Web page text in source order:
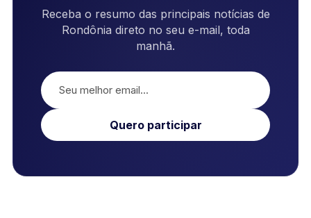
Receba o resumo das principais notícias de
Rondônia direto no seu e-mail, toda
manhã.
Quero participar